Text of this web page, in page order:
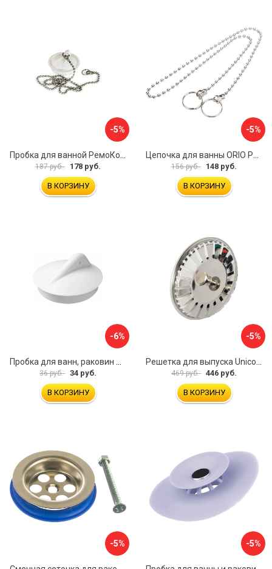
-5%
187 руб. 178 руб.
В КОРЗИНУ
-5%
156 руб. 148 руб.
В КОРЗИНУ
-6%
Пробка для ванн, раковин Профитт 2226391
36 руб. 34 руб.
В КОРЗИНУ
-5%
Решетка для выпуска Unicorn E100
469 руб. 446 руб.
В КОРЗИНУ
-5% -5%